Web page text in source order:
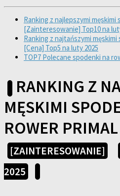
Ranking z najlepszymi
[Zainteresowanie] Top10 na
Ranking z najtańszymi
[Cena] Top5 na luty 2025
TOP7 Polecane spodenki na
RANKING Z
MĘSKIMI
ROWER PRIMAL
[ZAINTERESOWANIE]
2025